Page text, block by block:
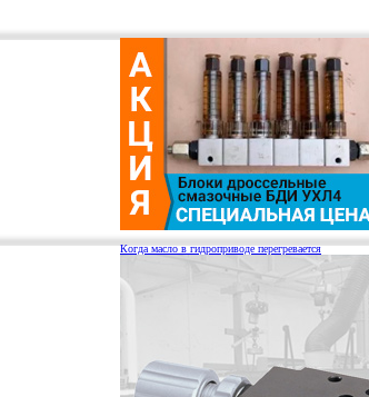
Когда масло в гидроприводе перегревается